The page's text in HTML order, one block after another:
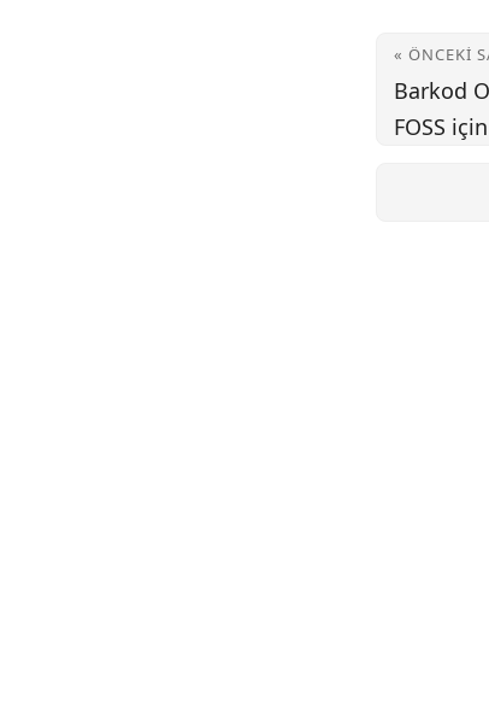
« ÖNCEKI
Barkod
FOSS